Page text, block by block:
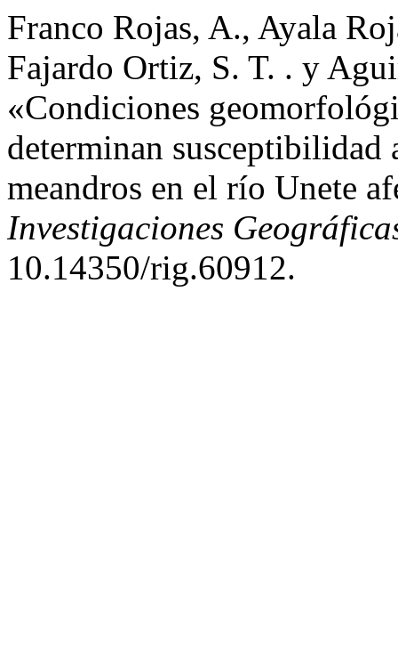
Franco Rojas, A., Ayala
Fajardo Ortiz, S. T. . y
«Condiciones
determinan susceptibilidad
meandros en el río Unete
Investigaciones
10.14350/rig.60912.